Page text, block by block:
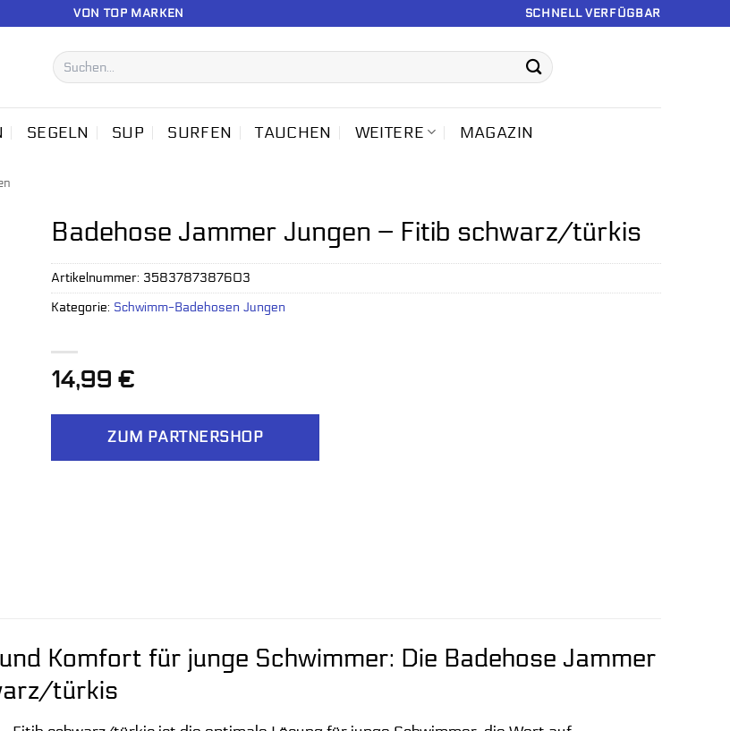
VON TOP MARKEN SCHNELL VERFÜGBAR
Suchen
nach:
SEGELN SUP SURFEN TAUCHEN WEITERE MAGAZIN
Badehose Jammer Jungen – Fitib schwarz/türkis
14,99€
ZUM PARTNERSHOP
Artikelnummer: 3583787387603
Kategorie: Schwimm-Badehosen Jungen
Komfort für junge Schwimmer: Die Badehose Jammer
türkis